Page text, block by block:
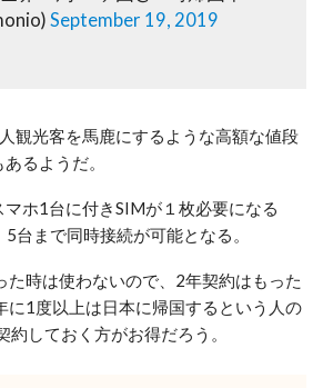
September 19, 2019
観光客を馬鹿にするような高額な値段
るようだ。
マホ1台に付きSIMが１枚必要になる
台まで同時接続が可能となる。
た時は使わないので、2年契約はもった
に1度以上は日本に帰国するという人の
しておく方がお得だろう。